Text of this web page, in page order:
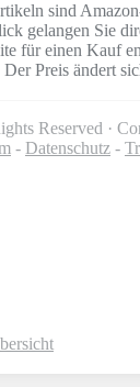
sind
gelangen Sie
für einen Kauf
Preis ändert
Reserved ·
- Datenschutz -